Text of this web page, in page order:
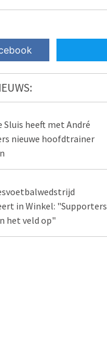
Sluis heeft met André
nieuwe hoofdtrainer
in Winkel: "Supporters
het veld op"